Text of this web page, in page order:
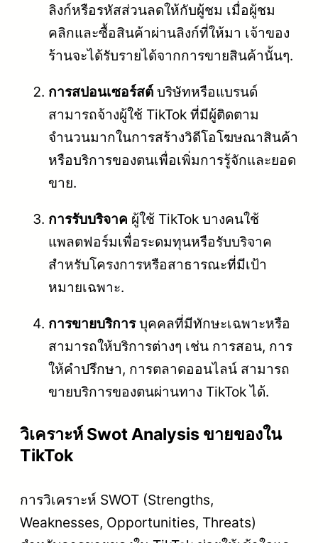
ลิงก์หรือรหัสส่วนลดให้กับผู้ชม เมื่อผู้ชม
คลิกและซื้อสินค้าผ่านลิงก์ที่ให้มา เจ้าของ
ร้านจะได้รับรายได้จากการขายสินค้านั้นๆ.
การสปอนเซอร์สต์ บริษัทหรือแบรนด์
สามารถจ้างผู้ใช้ TikTok ที่มีผู้ติดตาม
จำนวนมากในการสร้างวิดีโอโฆษณาสินค้า
หรือบริการของตนเพื่อเพิ่มการรู้จักและยอด
ขาย.
การรับบริจาค ผู้ใช้ TikTok บางคนใช้
แพลตฟอร์มเพื่อระดมทุนหรือรับบริจาค
สำหรับโครงการหรือสาธารณะที่มีเป้า
หมายเฉพาะ.
การขายบริการบุคคลที่มีทักษะเฉพาะหรือ
สามารถให้บริการต่างๆ เช่น การสอน, การ
ให้คำปรึกษา, การตลาดออนไลน์ สามารถ
ขายบริการของตนผ่านทาง TikTok ได้.
วิเคราะห์ Swot Analysis ขายของใน
TikTok
การวิเคราะห์ SWOT (Strengths,
Weaknesses, Opportunities, Threats)